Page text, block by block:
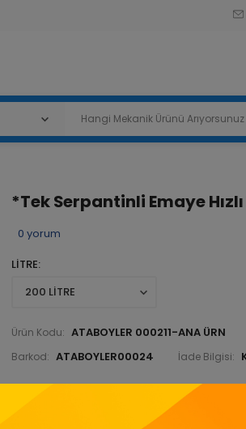
*Tek Serpantinli Emaye
0 yorum
LİTRE
Ürün Kodu: ATABOYLER 000211-ANA ÜRN
Barkod: ATABOYLER00024 İade Bilgisi: